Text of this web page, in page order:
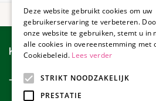
Klantenservice
Tuincollectie
Deze website gebruikt cookies om uw
gebruikerservaring te verbeteren.
onze website te gebruiken, stemt u in
alle cookies in overeenstemming met
Cookiebeleid. Lees verder
STRIKT NOODZAKELIJK
PRESTATIE